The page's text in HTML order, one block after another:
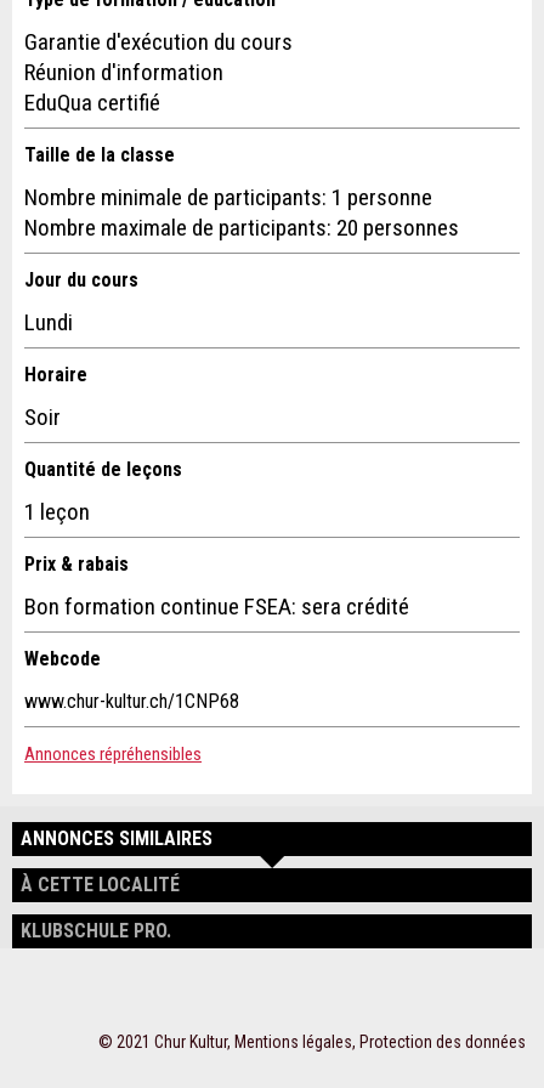
Message:
* Champ obligatoire
Information: Pour l'assurance qualité, une copie de l' e-
FERMER
Adresse
* Saisie nécessaire
Pour des raisons d'assurance qualité une copie de l'e-mail est
transmise à guidle
Fermer
Garantie d'exécution du cours
Réunion d'information
EduQua certifié
Taille de la classe
Nombre minimale de participants: 1 personne
Nombre maximale de participants: 20 personnes
Jour du cours
Lundi
Horaire
Soir
Quantité de leçons
1 leçon
Prix & rabais
Bon formation continue FSEA: sera crédité
Webcode
www.chur-kultur.ch/1CNP68
Annonces répréhensibles
ANNONCES SIMILAIRES
À CETTE LOCALITÉ
KLUBSCHULE PRO.
© 2021 Chur Kultur, Mentions légales, Protection des données